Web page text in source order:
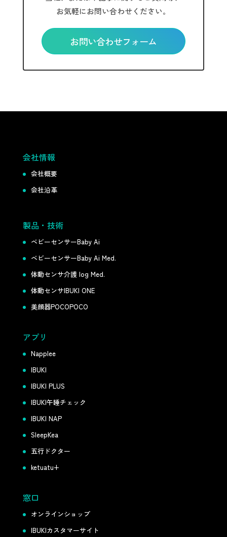
お気軽にお問い合わせください。
お問い合わせフォーム
会社情報
会社概要
会社沿革
製品・技術
ベビーセンサーBaby Ai
ベビーセンサーBaby Ai Med.
体動センサ介護 log Med.
体動センサIBUKI ONE
美顔器POCOPOCO
アプリ
Napplee
IBUKI
IBUKI PLUS
IBUKI午睡チェック
IBUKI NAP
SleepKea
五行ドクター
ketuatu+
窓口
オンラインショップ
IBUKIカスタマーサイト